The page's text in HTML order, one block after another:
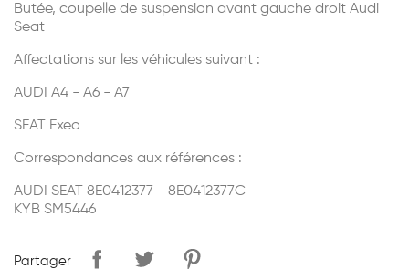
Butée, coupelle de suspension avant gauche droit Audi
Seat
Affectations sur les véhicules suivant :
AUDI A4 - A6 - A7
SEAT Exeo
Correspondances aux références :
AUDI SEAT 8E0412377 - 8E0412377C
KYB SM5446
Partager